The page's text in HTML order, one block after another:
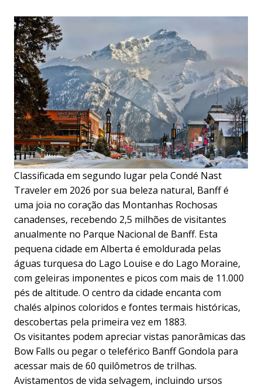
Classificada em segundo lugar pela Condé Nast
Traveler em 2026 por sua beleza natural, Banff é
uma joia no coração das Montanhas Rochosas
canadenses, recebendo 2,5 milhões de visitantes
anualmente no Parque Nacional de Banff. Esta
pequena cidade em Alberta é emoldurada pelas
águas turquesa do Lago Louise e do Lago Moraine,
com geleiras imponentes e picos com mais de 11.000
pés de altitude. O centro da cidade encanta com
chalés alpinos coloridos e fontes termais históricas,
descobertas pela primeira vez em 1883.
Os visitantes podem apreciar vistas panorâmicas das
Bow Falls ou pegar o teleférico Banff Gondola para
acessar mais de 60 quilômetros de trilhas.
Avistamentos de vida selvagem, incluindo ursos